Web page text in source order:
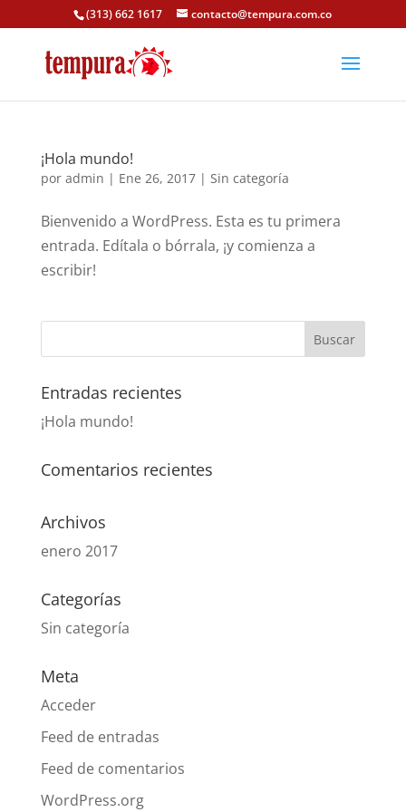
(313) 662 1617 contacto@tempura.com.co
¡Hola mundo!
por admin | Ene 26, 2017| Sin categoría
Bienvenido a WordPress. Esta es tu primera
entrada. Edítala o bórrala, ¡y comienza a
escribir!
Entradas recientes
¡Hola mundo!
Comentarios recientes
Archivos
enero 2017
Categorías
Sin categoría
Meta
Acceder
Feed de entradas
Feed de comentarios
WordPress.org